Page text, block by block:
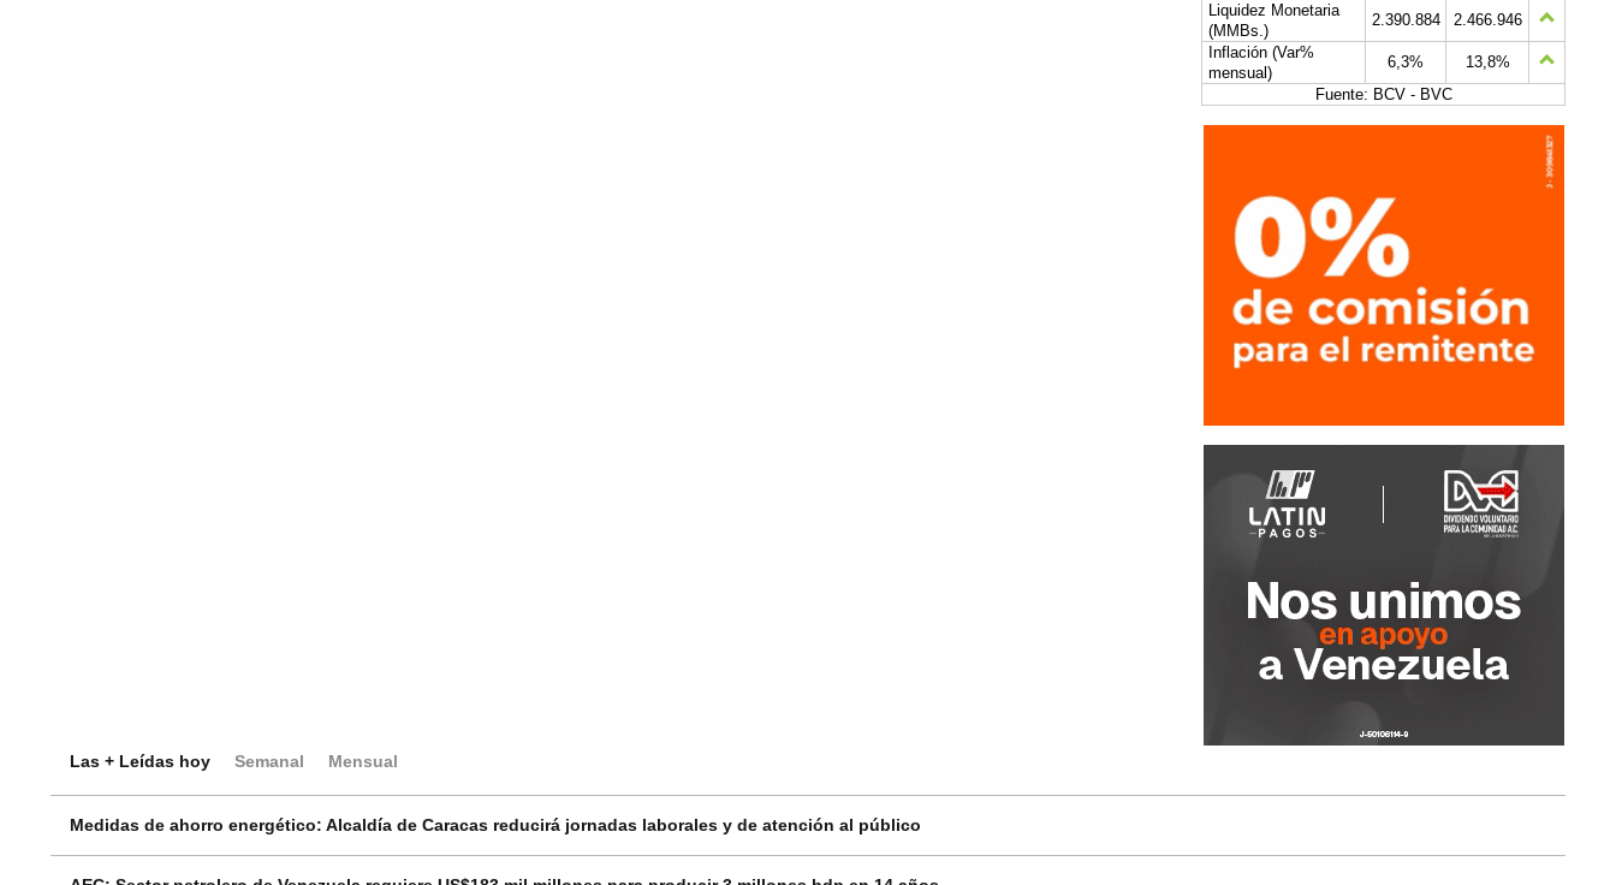
Liquidez Monetaria
(MMBs.)
2.390.884
2.466.946
Inflación (Var%
mensual)
6,3%
13,8%
Fuente: BCV - BVC
Las + Leídas hoy Semanal Mensual
Medidas de ahorro energético: Alcaldía de Caracas reducirá jornadas laborales y de atención al público